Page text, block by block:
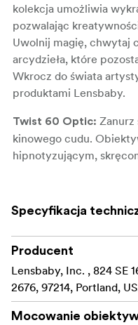
kolekcja umożliwia
pozwalając
Uwolnij magię, chwytaj
arcydzieła, które
Wkrocz do świata
produktami Lensbaby.
Twist 60 Optic: Zanurz
kinowego cudu.
hipnotyzującym,
towarzyszy mu subtelna
Podwójne szkło II:
wszechstronność na
przysłony od f/2.5 do f/
konstrukcję i 12-
wewnętrzną przysłonę.
Specyfikacja
Producent
Lensbaby, Inc. , 824 SE
2676, 97214, Portland,
Mocowanie